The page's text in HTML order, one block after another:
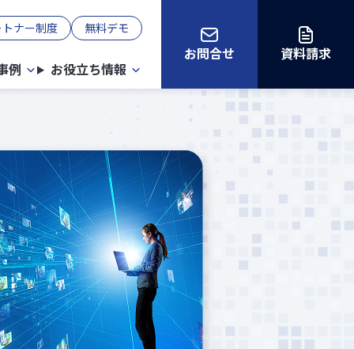
ナー制度 無料デモ
例 お役立ち情報
お問合せ 資料請求